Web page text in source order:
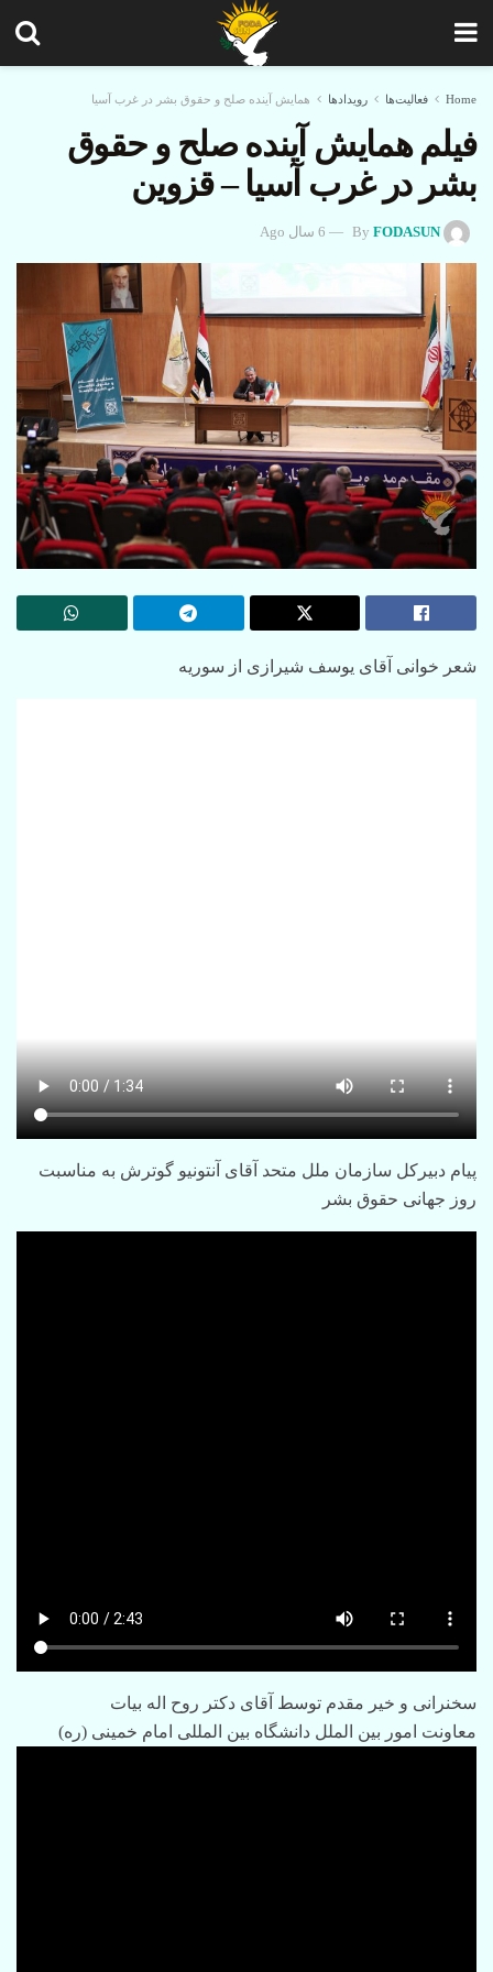
Home فعالیت‌ها رویدادها همایش آینده صلح و حقوق بشر در غرب آسیا
فیلم همایش آینده صلح و حقوق
بشر در غرب آسیا – قزوین
By FODASUN 6 سال Ago
شعر خوانی آقای یوسف شیرازی از سوریه
پیام دبیرکل سازمان ملل متحد آقای آنتونیو گوترش به مناسبت
روز جهانی حقوق بشر
سخنرانی و خیر مقدم توسط آقای دکتر روح اله بیات
معاونت امور بین الملل دانشگاه بین المللی امام خمینی (ره)